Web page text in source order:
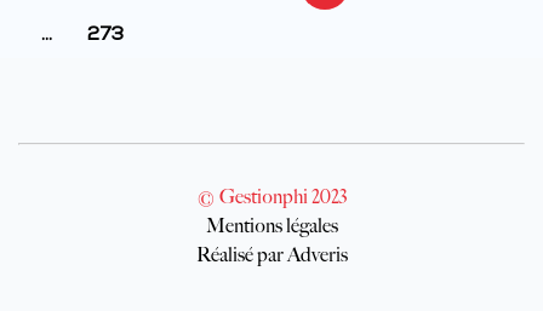
… 273
© Gestionphi 2023
Mentions légales
Réalisé par Adveris